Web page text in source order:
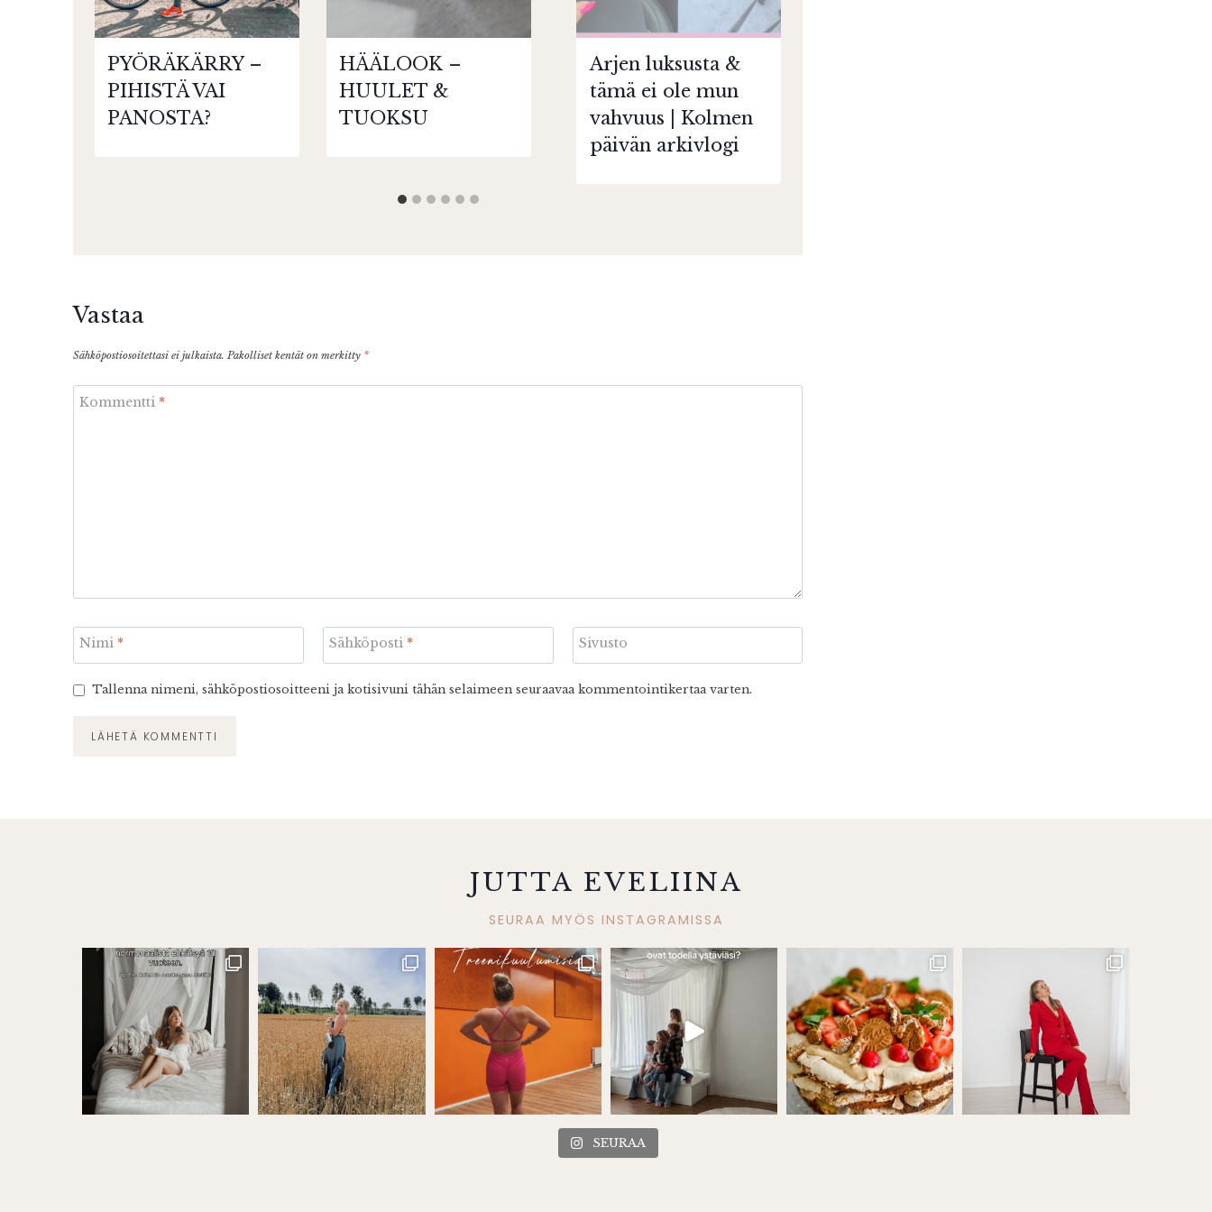
PYÖRÄKÄRRY –
PIHISTÄ VAI
PANOSTA?
HÄÄLOOK –
HUULET &
TUOKSU
Arjen luksusta &
tämä ei ole mun
vahvuus | Kolmen
päivän arkivlogi
Vastaa
Sähköpostiosoitettasi ei julkaista. Pakolliset kentät on merkitty *
Kommentti *
Nimi * Sähköposti * Sivusto
Tallenna nimeni, sähköpostiosoitteeni ja kotisivuni tähän selaimeen seuraavaa kommentointikertaa varten.
JUTTA EVELIINA
SEURAA MYÖS INSTAGRAMISSA
SEURAA